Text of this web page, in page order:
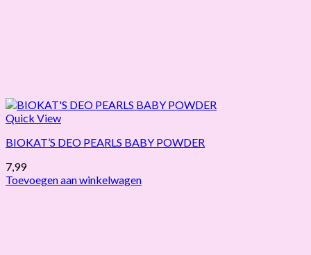
Quick View
BIOKAT’S DEO PEARLS BABY POWDER
7,99
Toevoegen aan winkelwagen